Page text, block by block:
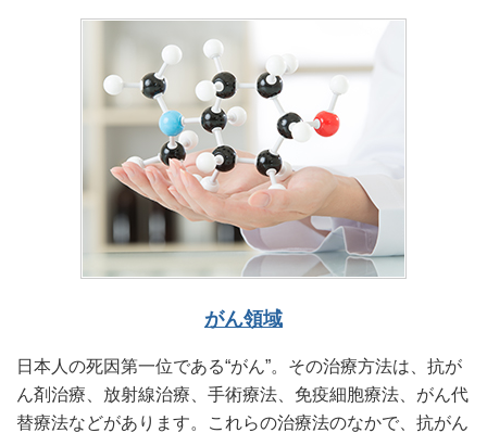
がん領域
日本人の死因第一位である“がん”。その治療方法は、抗が
ん剤治療、放射線治療、手術療法、免疫細胞療法、がん代
替療法などがあります。これらの治療法のなかで、抗がん